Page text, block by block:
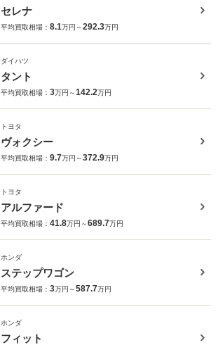
セレナ
平均買取相場： 8.1万円～292.3万円
ダイハツ
タント
平均買取相場： 3万円～142.2万円
トヨタ
ヴォクシー
平均買取相場： 9.7万円～372.9万円
トヨタ
アルファード
平均買取相場： 41.8万円～689.7万円
ホンダ
ステップワゴン
平均買取相場： 3万円～587.7万円
ホンダ
フィット